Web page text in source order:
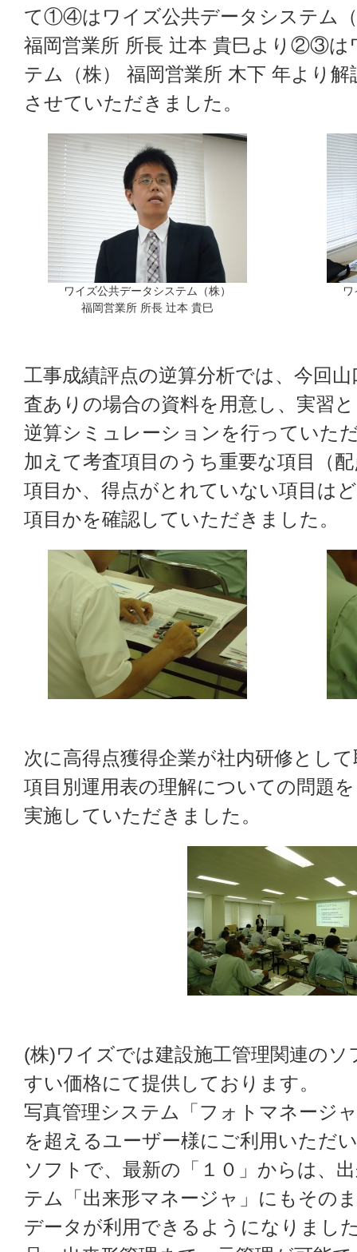
て①④はワイズ公共データシステム
福岡営業所 所長 辻本 貴巳より②③は
テム（株） 福岡営業所 木下 年より解
させていただきました。
ワイズ公共データシステム（株）
福岡営業所 所長 辻本 貴巳
工事成績評点の逆算分析では、今回
査ありの場合の資料を用意し、実習
逆算シミュレーションを行っていた
加えて考査項目のうち重要な項目（
項目か、得点がとれていない項目は
項目かを確認していただきました。
次に高得点獲得企業が社内研修とし
項目別運用表の理解についての問題を
実施していただきました。
(株)ワイズでは建設施工管理関連の
すい価格にて提供しております。
写真管理システム「フォトマネージ
を超えるユーザー様にご利用いただ
ソフトで、最新の「１０」からは、
テム「出来形マネージャ」にもその
データが利用できるようになりまし